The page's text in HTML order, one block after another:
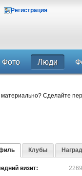
Регистрация
Фото Люди
Сделайте
Клубы
визит: